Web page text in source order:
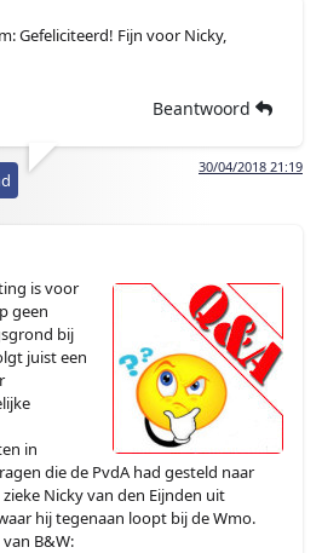
Gefeliciteerd! Fijn voor Nicky,
Beantwoord
30/04/2018 21:19
is voor
geen
bij
juist een
in
die de PvdA had gesteld naar
Nicky van den Eijnden uit
hij tegenaan loopt bij de Wmo.
B&W: